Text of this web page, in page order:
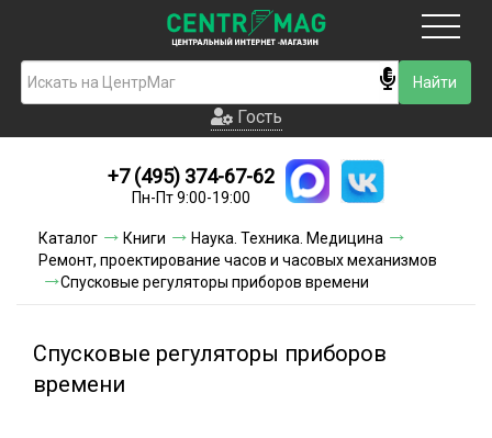
Гость
Новинки
Условия доставки
Условия оплаты
Гость
+7 (495) 374-67-62
Пн-Пт 9:00-19:00
Каталог Книги
Наука. Техника. Медицина
Ремонт, проектирование часов и часовых механизмов
Спусковые регуляторы приборов времени
Спусковые регуляторы приборов
времени